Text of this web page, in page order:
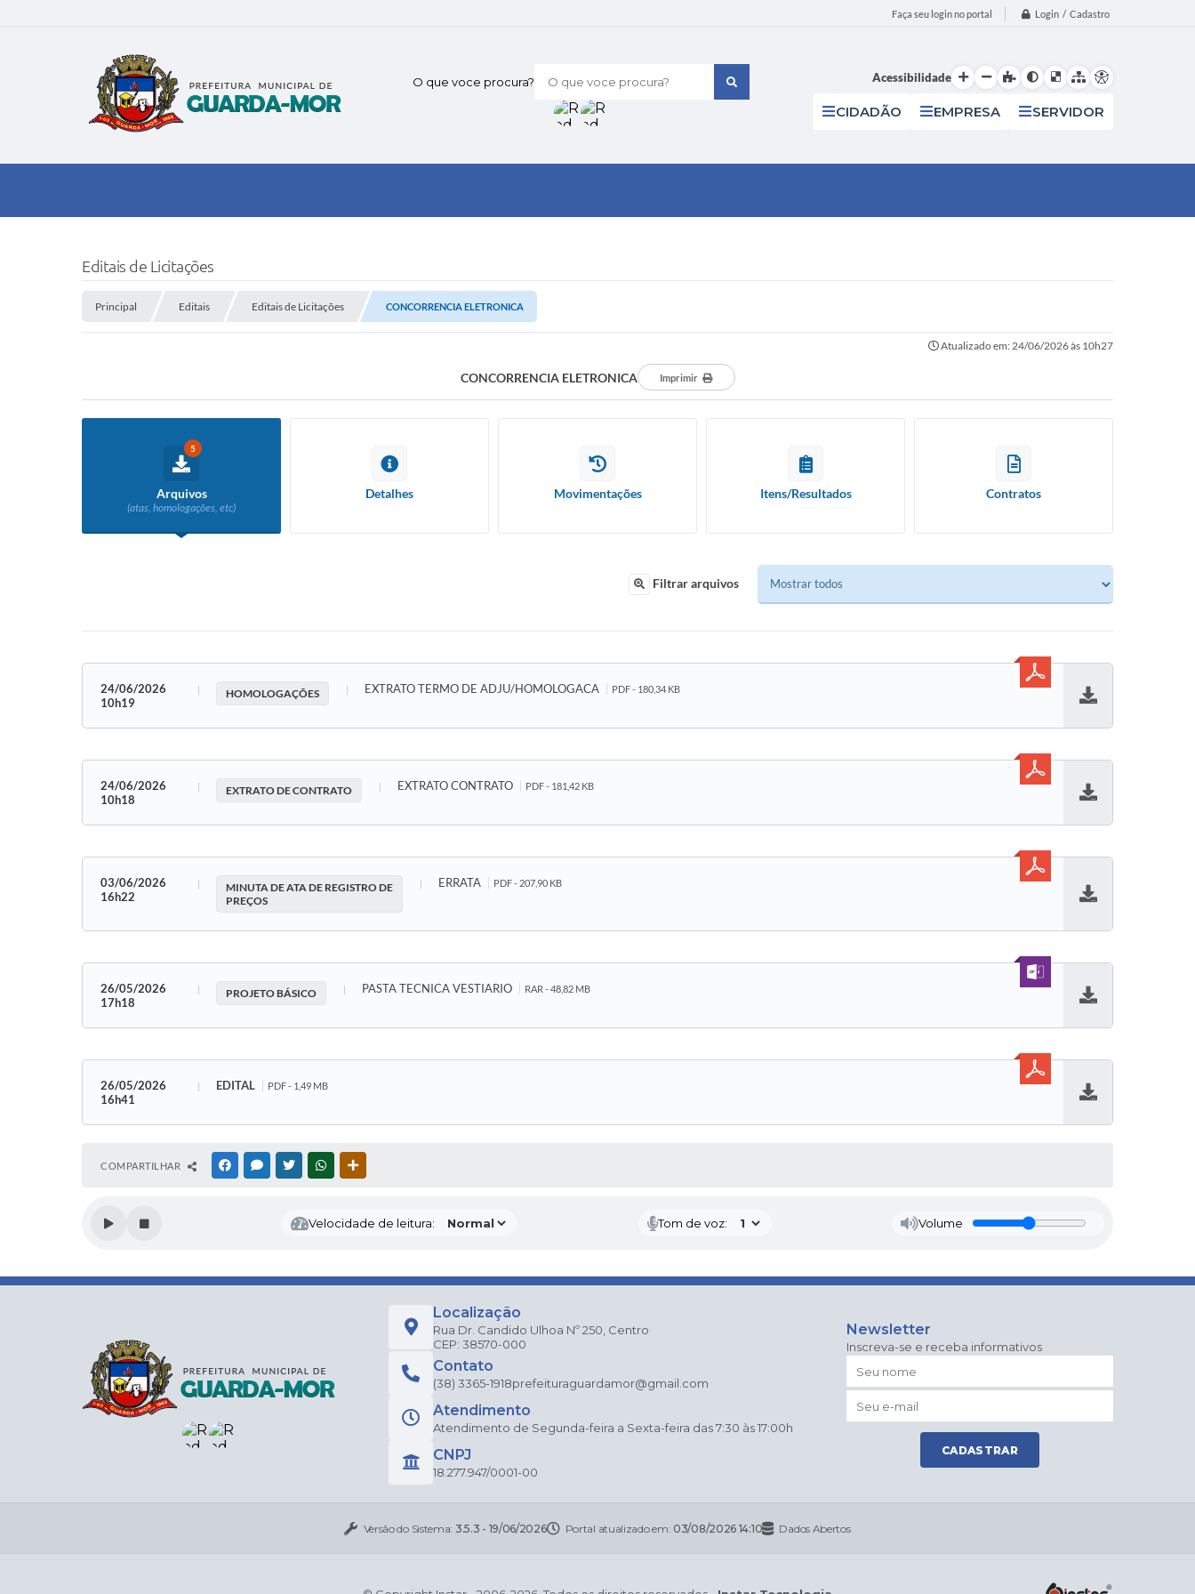
Faça seu login no portal Login / Cadastro
O que voce procura? Acessibilidade
CIDADÃO EMPRESA SERVIDOR
Editais de Licitações
Principal Editais Editais de Licitações CONCORRENCIA ELETRONICA
Atualizado em: 24/06/2026 às 10h27
CONCORRENCIA ELETRONICA Imprimir
5
Arquivos
(atas, homologações, etc)
Detalhes Movimentações Itens/Resultados Contratos
Filtrar arquivos
24/06/2026
10h19
HOMOLOGAÇÕES EXTRATO TERMO DE ADJU/HOMOLOGACA PDF - 180,34 KB
24/06/2026
10h18
EXTRATO DE CONTRATO EXTRATO CONTRATO PDF - 181,42 KB
03/06/2026
16h22
MINUTA DE ATA DE REGISTRO DE
PREÇOS
ERRATA PDF - 207,90 KB
26/05/2026
17h18
PROJETO BÁSICO PASTA TECNICA VESTIARIO RAR - 48,82 MB
26/05/2026
16h41
EDITAL PDF - 1,49 MB
COMPARTILHAR FACEBOOKMESSENGER
TWITTERWHATSAPP
Velocidade de leitura: Tom de voz: Volume
Localização
Rua Dr. Candido Ulhoa Nº 250, Centro
CEP: 38570-000
Contato
(38) 3365-1918prefeituraguardamor@gmail.com
Atendimento
Atendimento de Segunda-feira a Sexta-feira das 7:30 às 17:00h
CNPJ
18.277.947/0001-00
Newsletter
Inscreva-se e receba informativos
CADASTRAR
Versão do Sistema: 3.5.3 - 19/06/2026 Portal atualizado em: 03/08/2026 14:10 Dados Abertos